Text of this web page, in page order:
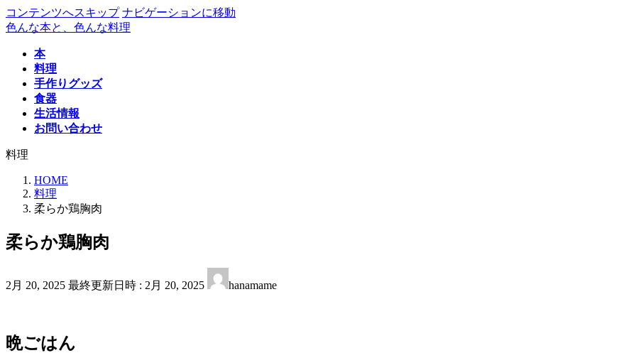
コンテンツへスキップ ナビゲーションに移動
色んな本と、色んな料理
本
料理
手作りグッズ
食器
生活情報
お問い合わせ
料理
HOME
料理
柔らか鶏胸肉
柔らか鶏胸肉
2月 20, 2025 最終更新日時 : 2月 20, 2025 hanamame
晩ごはん